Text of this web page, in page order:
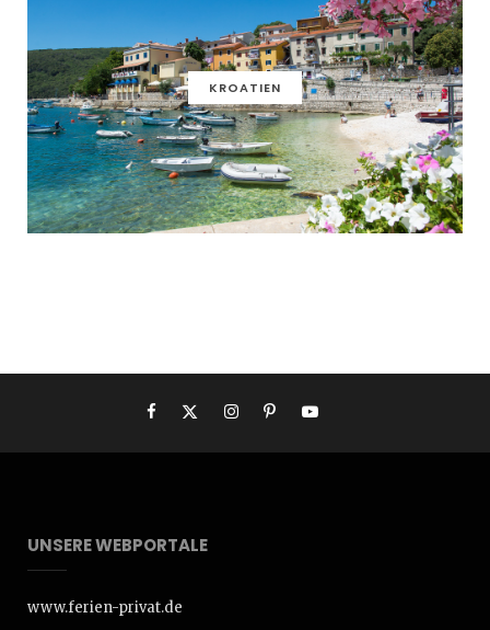
KROATIEN
UNSERE WEBPORTALE
www.ferien-privat.de